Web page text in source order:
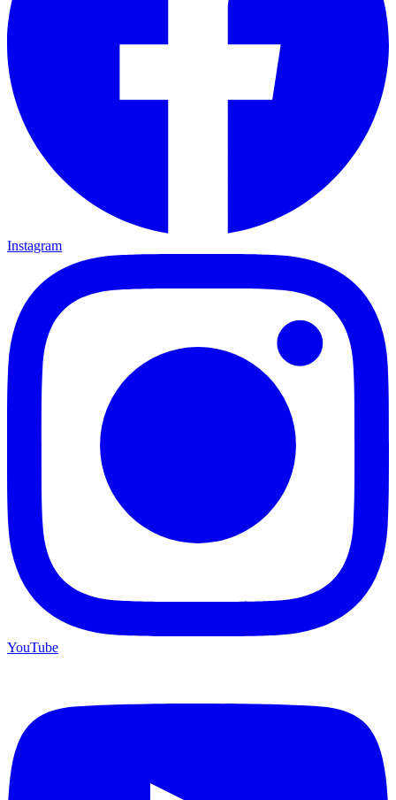
Instagram
YouTube